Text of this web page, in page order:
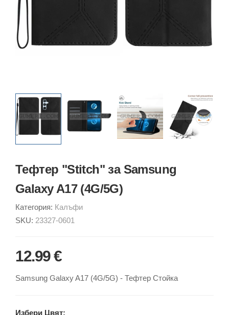
Тефтер "Stitch" за Samsung
Galaxy A17 (4G/5G)
Категория: Калъфи
SKU: 23327-0601
12.99 €
Samsung Galaxy A17 (4G/5G) - Тефтер Стойка
Избери Цвят: